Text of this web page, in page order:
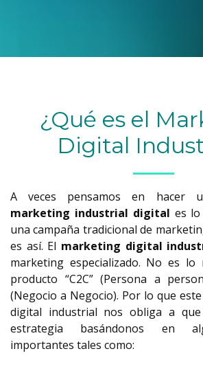
¿Qué es el
Digital
A veces pensamos en hacer
marketing industrial digital es
una campaña tradicional de
es así. El marketing digital
marketing especializado. No es lo
producto “C2C” (Persona a
(Negocio a Negocio). Por lo que
digital industrial nos obliga a que
estrategia basándonos en
importantes tales como: